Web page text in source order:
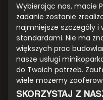
Wybierając nas, macie
zadanie zostanie
najmniejsze szczegóły i
standardami. Nie ma
większych prac
nasze usługi
do Twoich potrzeb.
wiele możemy
SKORZYSTAJ Z